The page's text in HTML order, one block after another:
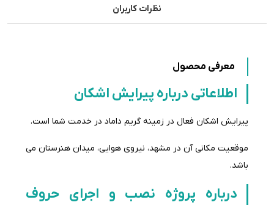
نظرات کاربران
معرفی محصول
اطلاعاتی درباره پیرایش اشکان
پیرایش اشکان فعال در زمینه گریم داماد در خدمت شما است.
موقعیت مکانی آن در مشهد، نیروی هوایی، میدان هنرستان می
باشد.
درباره پروژه نصب و اجرای حروف